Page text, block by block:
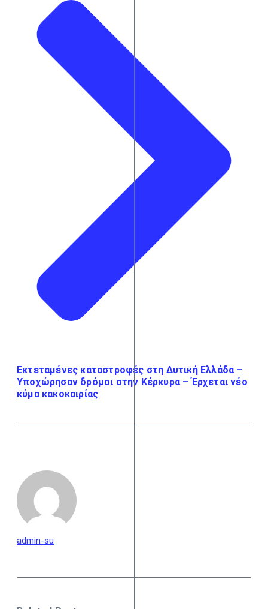
Εκτεταμένες καταστροφές στη Δυτική Ελλάδα –
Υποχώρησαν δρόμοι στην Κέρκυρα – Έρχεται νέο
κύμα κακοκαιρίας
admin-su